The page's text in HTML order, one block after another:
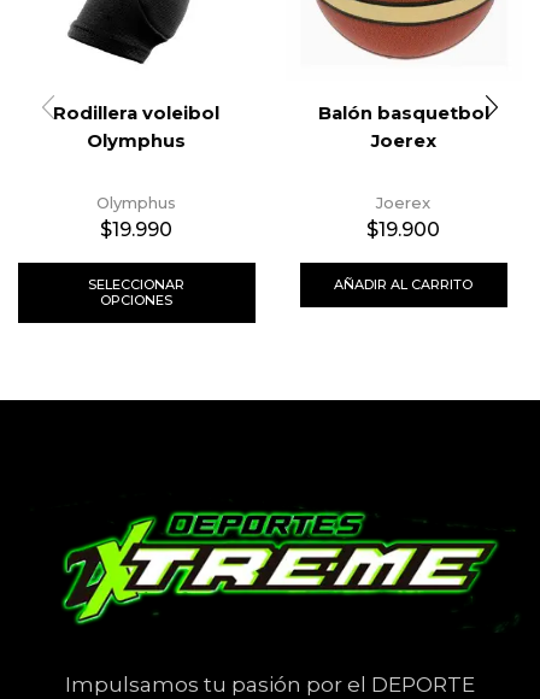
Rodillera voleibol
Olymphus
Olymphus
$19.990
SELECCIONAR
OPCIONES
Balón basquetbol
Joerex
Joerex
$19.900
AÑADIR AL CARRITO
Impulsamos tu pasión por el DEPORTE